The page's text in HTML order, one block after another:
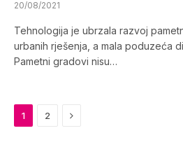
20/08/2021
Tehnologija je ubrzala razvoj
urbanih rješenja, a mala poduzeća
Pametni gradovi nisu…
1 2 Next